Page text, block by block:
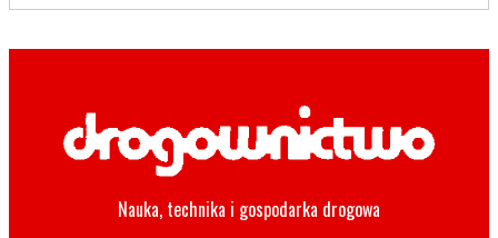
Nauka, technika i gospodarka drogowa